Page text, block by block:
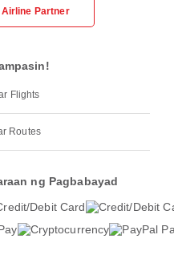
Airline Partner
Flights
Routes
ng Pagbabayad